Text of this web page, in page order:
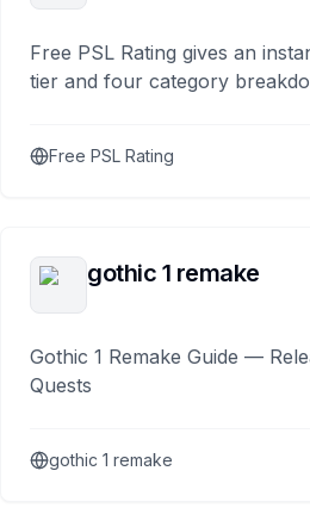
Free PSL Rating gives an
tier and four category
Free PSL Rating
gothic 1 remake
Gothic 1 Remake Guide —
Quests
gothic 1 remake